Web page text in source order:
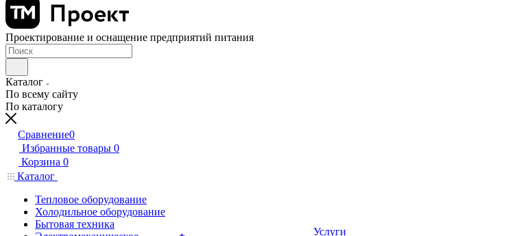
Проектирование и оснащение предприятий питания
Каталог
По всему сайту
По каталогу
Сравнение0
Избранные товары 0
Корзина 0
Каталог
Тепловое оборудование
Холодильное оборудование
Бытовая техника
Услуги